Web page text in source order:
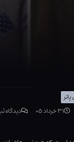
۳۱ خرداد ۰۵
دیدگاه